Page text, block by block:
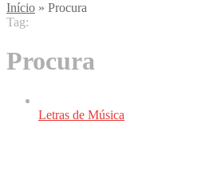
Início » Procura
Tag:
Procura
Letras de Música